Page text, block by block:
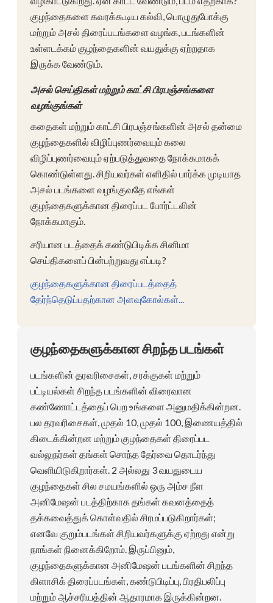
குழந்தைகளை கவரக்கூடிய கல்வி, பொழுதுபோக்கு
மற்றும் அசல் திரைப்படங்களை வழங்க, படங்களின்
உள்ளடக்கம் குழந்தைகளின் வயதுக்கு ஏற்றதாக
இருக்க வேண்டும்.
அசல் செய்திகள் மற்றும் காட்சி பிரபஞ்சங்களை
வழங்குங்கள்
கதைகள் மற்றும் காட்சி பிரபஞ்சங்களின் அசல் தன்மை
குழந்தைகளில் விழிப்புணர்வையும் கலை
விழிப்புணர்வையும் ஏற்படுத்துவதை நோக்கமாகக்
கொண்டுள்ளது. சிறியவர்கள் எளிதில் பார்க்க முடியாத
அசல் படங்களை வழங்குவதே எங்கள்
குழந்தைகளுக்கான திரைப்பட போர்ட்டலின்
நோக்கமாகும்.
சரியான படத்தைக் கண்டுபிடிக்க சினிமா
செய்திகளைப் பின்பற்றுவது எப்படி?
குழந்தைகளுக்கான திரைப்படத்தைத்
தேர்ந்தெடுப்பதற்கான அளவுகோல்கள்...
குழந்தைகளுக்கான சிறந்த படங்கள்
படங்களின் தரவரிசைகள், சரக்குகள் மற்றும்
பட்டியல்கள் சிறந்த படங்களின் விரைவான
கண்ணோட்டத்தைப் பெற உங்களை அனுமதிக்கின்றன.
பல தரவரிசைகள், முதல் 10, முதல் 100, இணையத்தில்
கிடைக்கின்றன மற்றும் குழந்தைகள் திரைப்பட
வல்லுநர்கள் தங்கள் சொந்த தேர்வை தொடர்ந்து
வெளியிடுகிறார்கள். 2 அல்லது 3 வயதுடைய
குழந்தைகள் சில சமயங்களில் ஒரு அம்ச நீள
அனிமேஷன் படத்திற்காக தங்கள் கவனத்தைத்
தக்கவைத்துக் கொள்வதில் சிரமப்படுகிறார்கள்;
எனவே குறும்படங்கள் சிறியவர்களுக்கு ஏற்றது என்று
நாங்கள் நினைக்கிறோம். இருப்பினும்,
குழந்தைகளுக்கான அனிமேஷன் படங்களின் சிறந்த
கிளாசிக் திரைப்படங்கள், கண்டுபிடிப்பு, பிரதிபலிப்பு
மற்றும் ஆச்சரியத்தின் ஆதாரமாக இருக்கின்றன.